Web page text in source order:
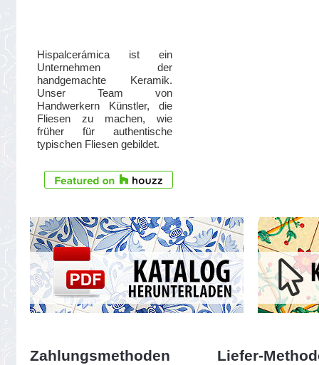
Hispalcerámica ist ein
Unternehmen der
handgemachte Keramik.
Unser Team von
Handwerkern Künstler, die
Fliesen zu machen, wie
früher für authentische
typischen Fliesen gebildet.
Zahlungsmethoden Liefer-